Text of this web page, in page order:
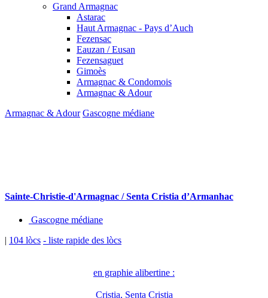
Grand Armagnac
Astarac
Haut Armagnac - Pays d’Auch
Fezensac
Eauzan / Eusan
Fezensaguet
Gimoès
Armagnac & Condomois
Armagnac & Adour
Armagnac & Adour Gascogne médiane
Sainte-Christie-d'Armagnac / Senta Cristia d’Armanhac
Gascogne médiane
| 104 lòcs - liste rapide des lòcs
en graphie alibertine :
Cristia, Senta Cristia